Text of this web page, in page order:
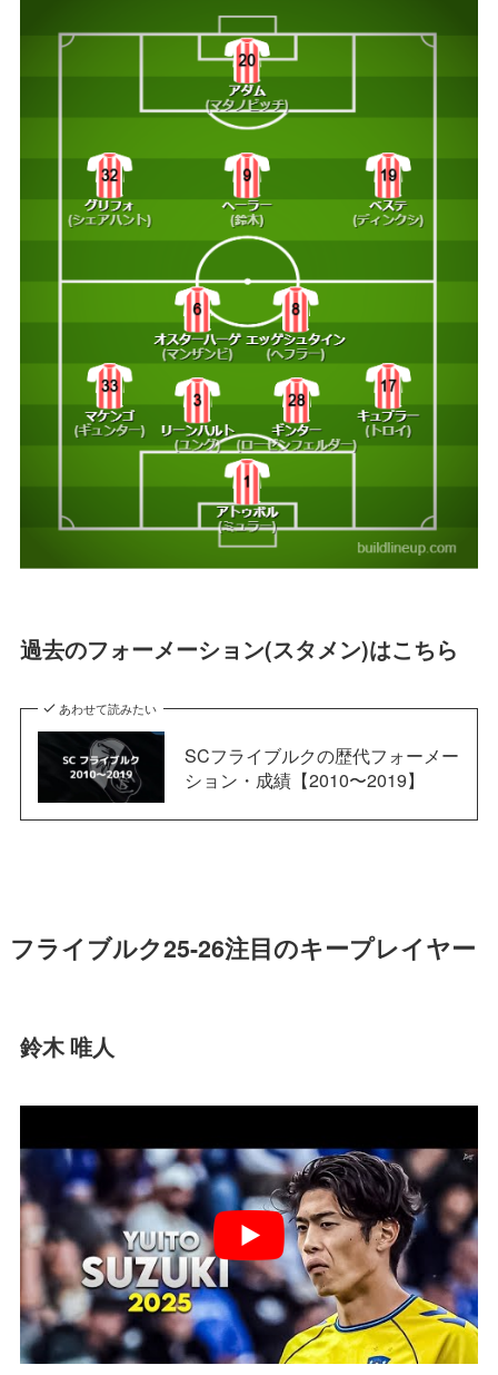
過去のフォーメーション(スタメン)はこちら
あわせて読みたい
SCフライブルクの歴代フォーメー
ション・成績【2010〜2019】
フライブルク25-26注目のキープレイヤー
鈴木 唯人